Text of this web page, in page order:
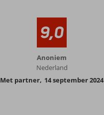
9,0
Anoniem
Nederland
Met partner, 14 september 2024